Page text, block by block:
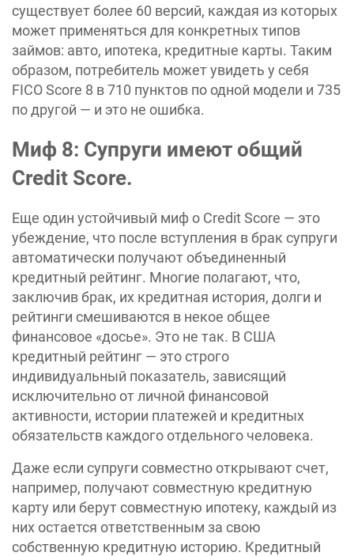
существует более 60 версий, каждая из которых
может применяться для конкретных типов
займов: авто, ипотека, кредитные карты. Таким
образом, потребитель может увидеть у себя
FICO Score 8 в 710 пунктов по одной модели и 735
по другой — и это не ошибка.
Миф 8: Супруги имеют общий
Credit Score.
Еще один устойчивый миф о Credit Score — это
убеждение, что после вступления в брак супруги
автоматически получают объединенный
кредитный рейтинг. Многие полагают, что,
заключив брак, их кредитная история, долги и
рейтинги смешиваются в некое общее
финансовое «досье». Это не так. В США
кредитный рейтинг — это строго
индивидуальный показатель, зависящий
исключительно от личной финансовой
активности, истории платежей и кредитных
обязательств каждого отдельного человека.
Даже если супруги совместно открывают счет,
например, получают совместную кредитную
карту или берут совместную ипотеку, каждый из
них остается ответственным за свою
собственную кредитную историю. Кредитный